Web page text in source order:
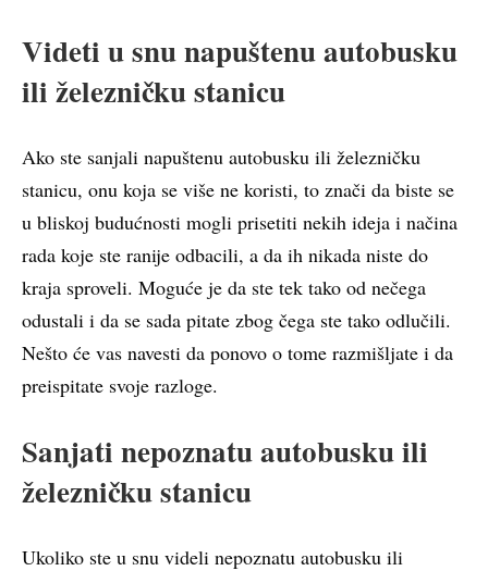
Videti u snu napuštenu autobusku
ili železničku stanicu
Ako ste sanjali napuštenu autobusku ili železničku
stanicu, onu koja se više ne koristi, to znači da biste se
u bliskoj budućnosti mogli prisetiti nekih ideja i načina
rada koje ste ranije odbacili, a da ih nikada niste do
kraja sproveli. Moguće je da ste tek tako od nečega
odustali i da se sada pitate zbog čega ste tako odlučili.
Nešto će vas navesti da ponovo o tome razmišljate i da
preispitate svoje razloge.
Sanjati nepoznatu autobusku ili
železničku stanicu
Ukoliko ste u snu videli nepoznatu autobusku ili